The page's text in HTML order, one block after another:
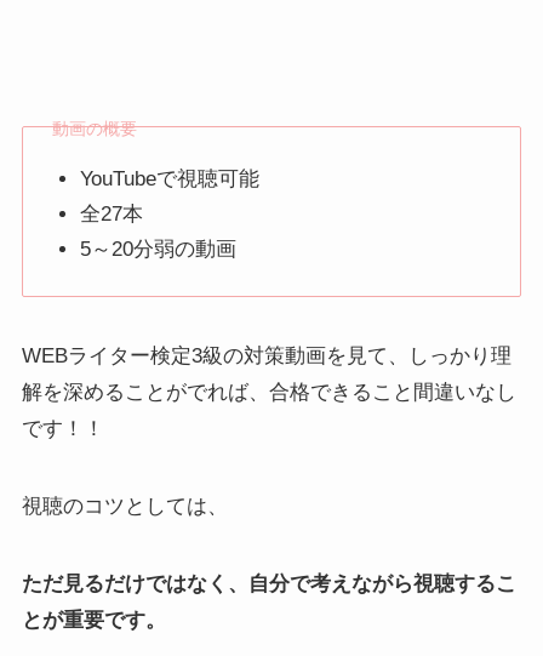
動画の概要
YouTubeで視聴可能
全27本
5～20分弱の動画
WEBライター検定3級の対策動画を見て、しっかり理
解を深めることがでれば、合格できること間違いなし
です！！
視聴のコツとしては、
ただ見るだけではなく、自分で考えながら視聴するこ
とが重要です。